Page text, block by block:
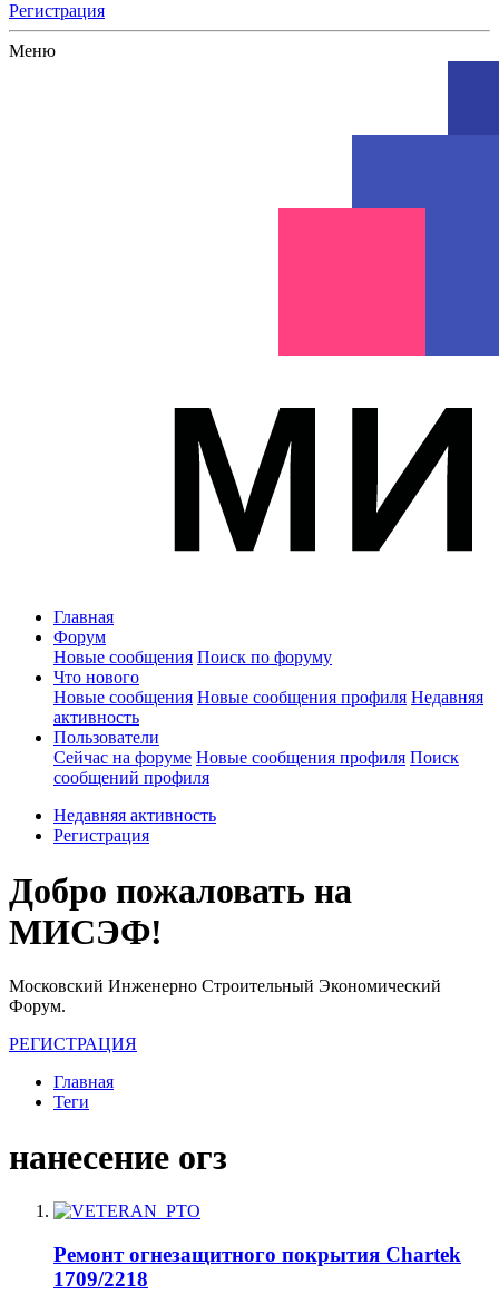
Регистрация
Меню
Главная
Форум
Новые сообщения Поиск по форуму
Что нового
Новые сообщения Новые сообщения профиля Недавняя
активность
Пользователи
Сейчас на форуме Новые сообщения профиля Поиск
сообщений профиля
Недавняя активность
Регистрация
Добро пожаловать на
МИСЭФ!
Московский Инженерно Строительный Экономический
Форум.
РЕГИСТРАЦИЯ
Главная
Теги
нанесение огз
Ремонт огнезащитного покрытия Chartek
1709/2218